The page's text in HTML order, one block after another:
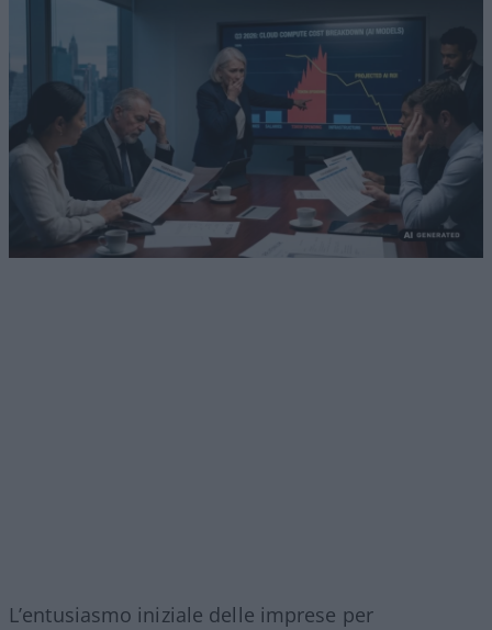
L’entusiasmo iniziale delle imprese per